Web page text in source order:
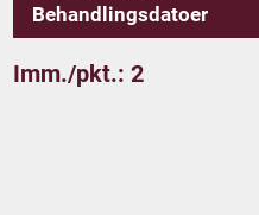
Behandlingsdatoer
Imm./pkt.: 2